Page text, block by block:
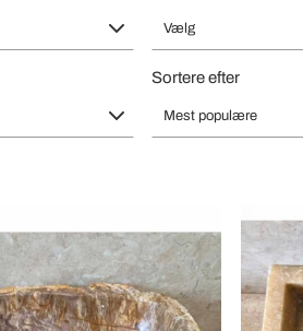
This sink is well designed. Visually, the
Vælg
Sortere efter
Mest populære